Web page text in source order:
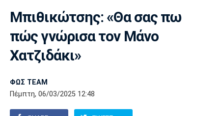
ΣΠΟΡ
AUTO-MOTO
Super League 1
Super League 2
Γ Εθνική
Ελλάδα
Μπάσκετ
Ελλάδα
Εθνική
EuroLeague
Ολυμπιακοί Αγώνες
Βόλεϊ
Πόλο
Ολυμπιακός ΑΕΚ ΠΑΟΚ
Παναθηναϊκός Ατρόμητος
Μπιθικώτσης: «Θα σας πω
πώς γνώρισα τον Μάνο
Χατζιδάκι»
ΦΩΣ TEAM
Πέμπτη, 06/03/2025 12:48